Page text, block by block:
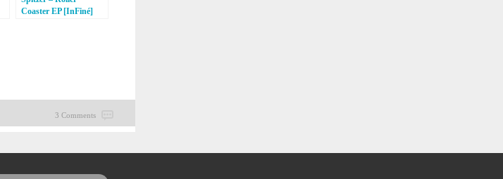
Coaster EP [InFiné]
3 Comments